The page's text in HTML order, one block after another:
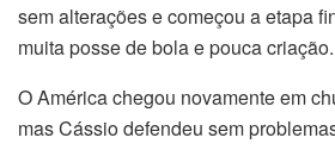
sem alterações e começou a etapa
muita posse de bola e pouca criação.
O América chegou novamente em
mas Cássio defendeu sem